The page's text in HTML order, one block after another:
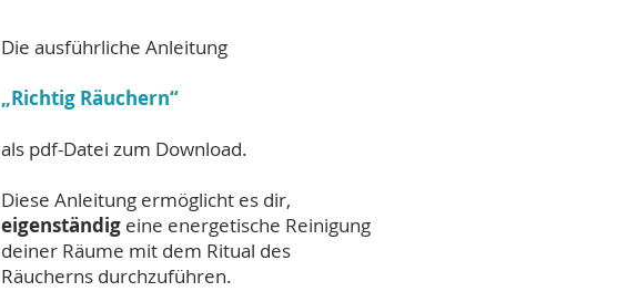
Die ausführliche Anleitung
„Richtig Räuchern“
als pdf-Datei zum Download.
Diese Anleitung ermöglicht es dir,
eigenständig eine energetische Reinigung
deiner Räume mit dem Ritual des
Räucherns durchzuführen.